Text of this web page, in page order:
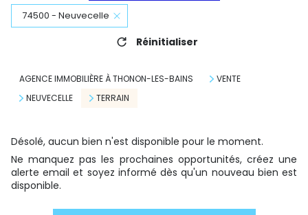
74500 - Neuvecelle
Réinitialiser
AGENCE IMMOBILIÈRE À THONON-LES-BAINS
VENTE
NEUVECELLE
TERRAIN
Désolé, aucun bien n'est disponible pour le moment.
Ne manquez pas les prochaines opportunités, créez une
alerte email et soyez informé dès qu'un nouveau bien est
disponible.